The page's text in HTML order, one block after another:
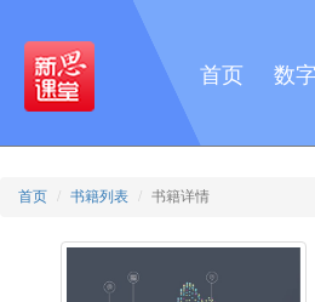
首页 数
首页 书籍列表 书籍详情